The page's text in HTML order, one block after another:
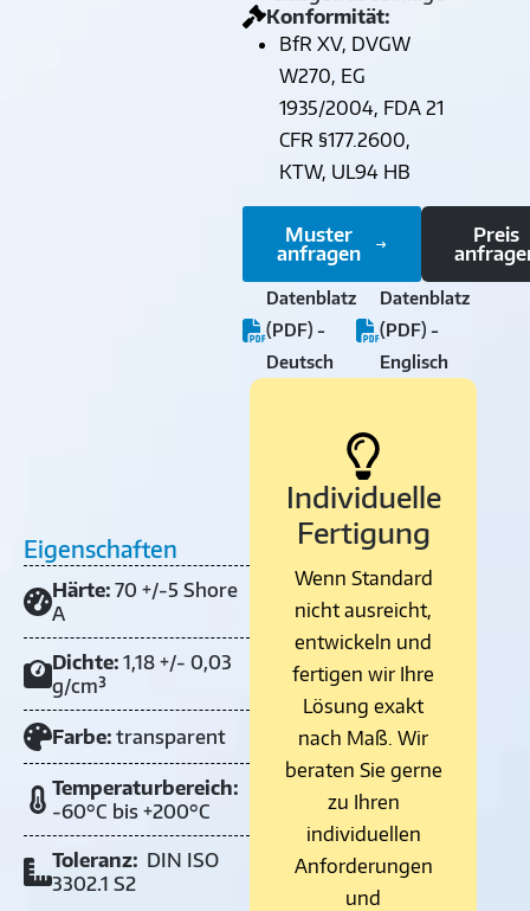
Konformität:
BfR XV, DVGW
W270, EG
1935/2004, FDA 21
CFR §177.2600,
KTW, UL94 HB
Muster
anfragen
Preis
Datenblatz
(PDF) -
Deutsch
Datenblatz
(PDF) -
Englisch
Eigenschaften
Härte: 70 +/-5 Shore
A
Dichte: 1,18 +/- 0,03
g/cm³
Farbe: transparent
Temperaturbereich:
-60°C bis +200°C
Toleranz: DIN ISO
3302.1 S2
Individuelle
Fertigung
Wenn Standard
nicht ausreicht,
entwickeln und
fertigen wir Ihre
Lösung exakt
nach Maß. Wir
beraten Sie gerne
zu Ihren
individuellen
Anforderungen
und